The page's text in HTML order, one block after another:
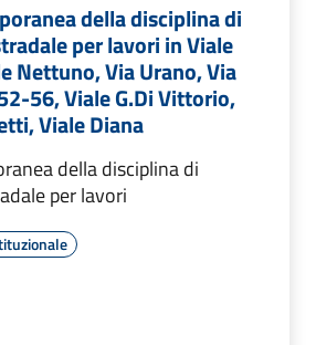
della disciplina di
per lavori in Viale
Nettuno, Via Urano, Via
56, Viale G.Di Vittorio,
Viale Diana
della disciplina di
per lavori